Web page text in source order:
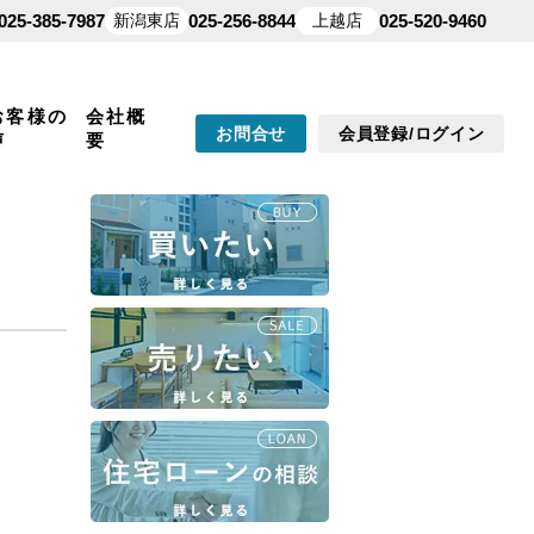
客様の
会社概
要
お問合せ 会員登録/ログイン
385-7987 新潟東店 025-256-8844 上越店 025-520-9460